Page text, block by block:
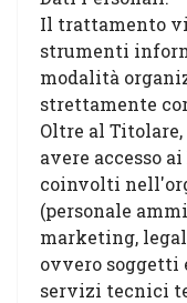
Il trattamento
strumenti
modalità
strettamente
Oltre al
avere accesso
coinvolti
(personale
marketing,
ovvero
servizi tecnici